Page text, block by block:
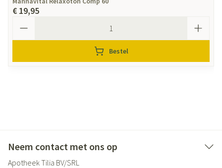
€ 19,95
Bestel
Neem contact met ons op
Apotheek Tilia BV/SRL